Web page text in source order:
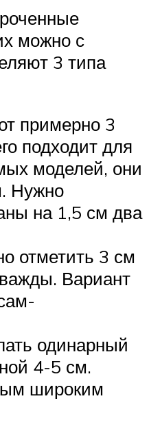
можно с
3 типа
примерно 3
подходит для
моделей, они
Нужно
на 1,5 см два
отметить 3 см
Вариант
одинарный
4-5 см.
широким